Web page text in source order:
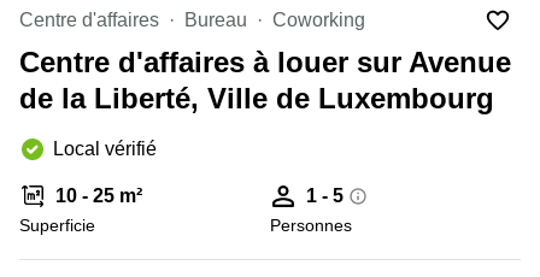
Esch-sur-
Alzette
Sandweiler
Bureaux
Esch-
sur-
Alzette
Centre d'affaires Bureau Coworking
Centre d'affaires à louer sur Avenue
de la Liberté, Ville de Luxembourg
Local vérifié
10 - 25 m²
Superficie
1 - 5
Personnes